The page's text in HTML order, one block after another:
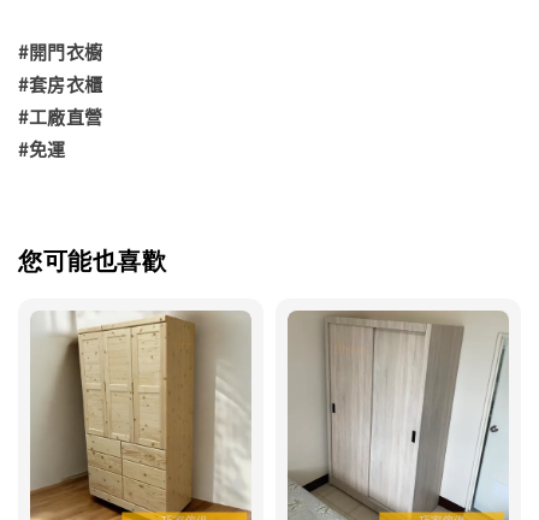
#開門衣櫥
#套房衣櫃
#工廠直營
#免運
您可能也喜歡